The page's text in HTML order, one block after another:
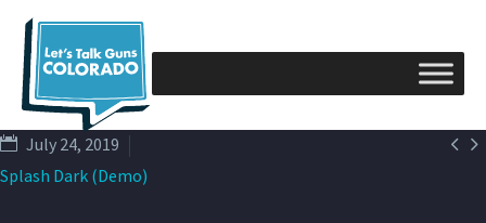
 
July 24, 2019
Splash Dark (Demo)